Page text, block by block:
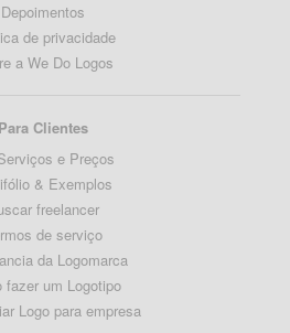
Depoimentos
de privacidade
a We Do Logos
Para Clientes
e Preços
& Exemplos
freelancer
de serviço
da Logomarca
fazer um Logotipo
Logo para empresa